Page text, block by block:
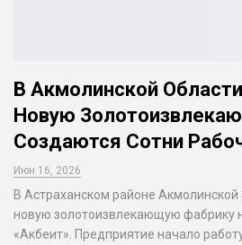
В Акмолинской
Новую
Создаются Сотни
Июн 16, 2026
В Астраханском районе Акмолинской
новую золотоизвлекающую фабрику
«Акбеит». Предприятие начало